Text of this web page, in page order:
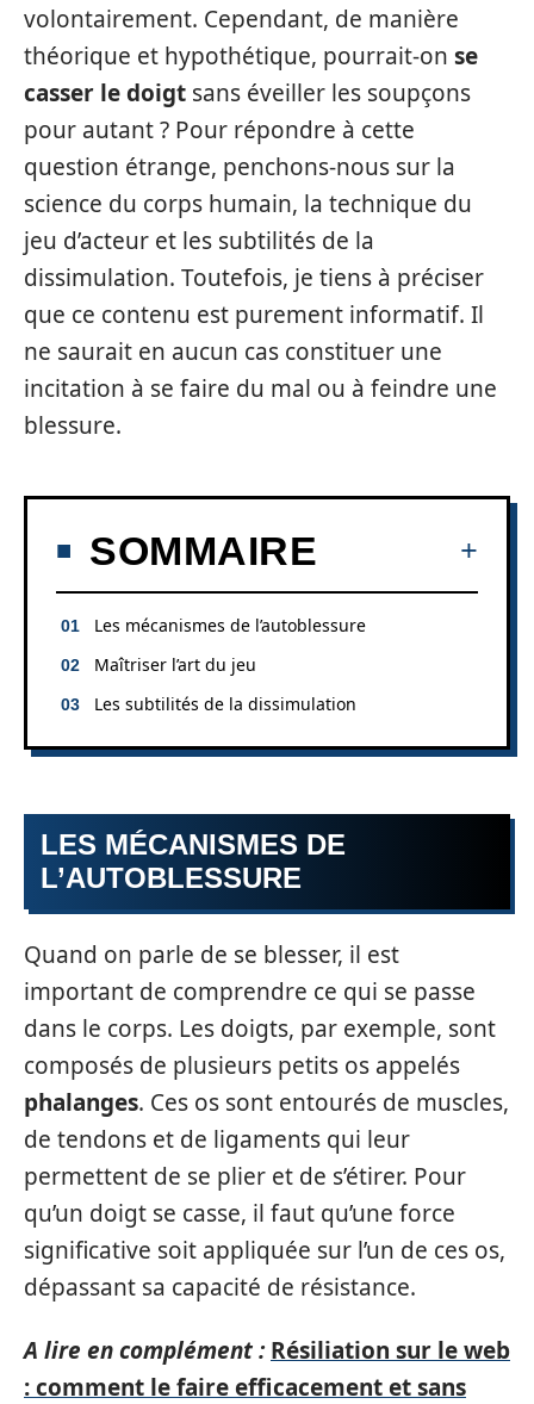
volontairement. Cependant, de manière
théorique et hypothétique, pourrait-on se
casser le doigt sans éveiller les soupçons
pour autant ? Pour répondre à cette
question étrange, penchons-nous sur la
science du corps humain, la technique du
jeu d’acteur et les subtilités de la
dissimulation. Toutefois, je tiens à préciser
que ce contenu est purement informatif. Il
ne saurait en aucun cas constituer une
incitation à se faire du mal ou à feindre une
blessure.
SOMMAIRE
Les mécanismes de l’autoblessure
Maîtriser l’art du jeu
Les subtilités de la dissimulation
LES MÉCANISMES DE
L’AUTOBLESSURE
Quand on parle de se blesser, il est
important de comprendre ce qui se passe
dans le corps. Les doigts, par exemple, sont
composés de plusieurs petits os appelés
phalanges. Ces os sont entourés de muscles,
de tendons et de ligaments qui leur
permettent de se plier et de s’étirer. Pour
qu’un doigt se casse, il faut qu’une force
significative soit appliquée sur l’un de ces os,
dépassant sa capacité de résistance.
A lire en complément : Résiliation sur le web
: comment le faire efficacement et sans